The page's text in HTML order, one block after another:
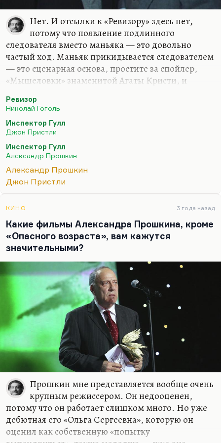
Нет. И отсылки к «Ревизору» здесь нет,
потому что появление подлинного
следователя вместо маньяка — это довольно
частый ход. Маньяк прикидывается следователем
— это сценарная основа, простите за спойлер,
«Мышеловки» знаменитой Агаты Кристи, и
доктора Смолли и профессора Перро», когда
Это частая история. Что касается сюжетной
основы «Инспектора Гулла», или «Инспектор
пришел» (так еще часто называется эта пьеса)… Я
не знаю, я не видел BBC-шную экранизацию; мне
более удачной, чем все спектакли, виденные
мной по этой пьесе (она часто ставится),
Прошкина, одна из…
Ревизор
Николай Гоголь
Инспектор Гулл
Джон Пристли
Инспектор Гулл
Александр Прошкин
Александр Прошкин
Джон Пристли
КИНО 3 года назад
Какие фильмы Александра Прошкина, кроме
«Опасного возраста», вам кажутся
значительными?
Прошкин мне представляется вообще очень
крупным режиссером. Он недооценен,
потому что он работает слишком много. Но уже
дебютная его «Ольга Сергеевна», которую он
оценил как собственную «попытку